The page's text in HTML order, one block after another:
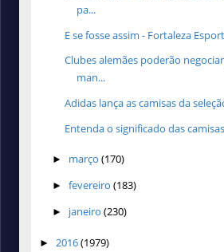
pa...
E se fosse assim - Fortaleza
Clubes alemães poderão
man...
Adidas lança as camisas da
Entenda o significado das
► março (170)
► fevereiro (183)
► janeiro (230)
► 2016(1979)